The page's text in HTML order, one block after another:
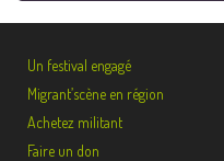
Un festival engagé
Migrant’scène en région
Achetez militant
Faire un don